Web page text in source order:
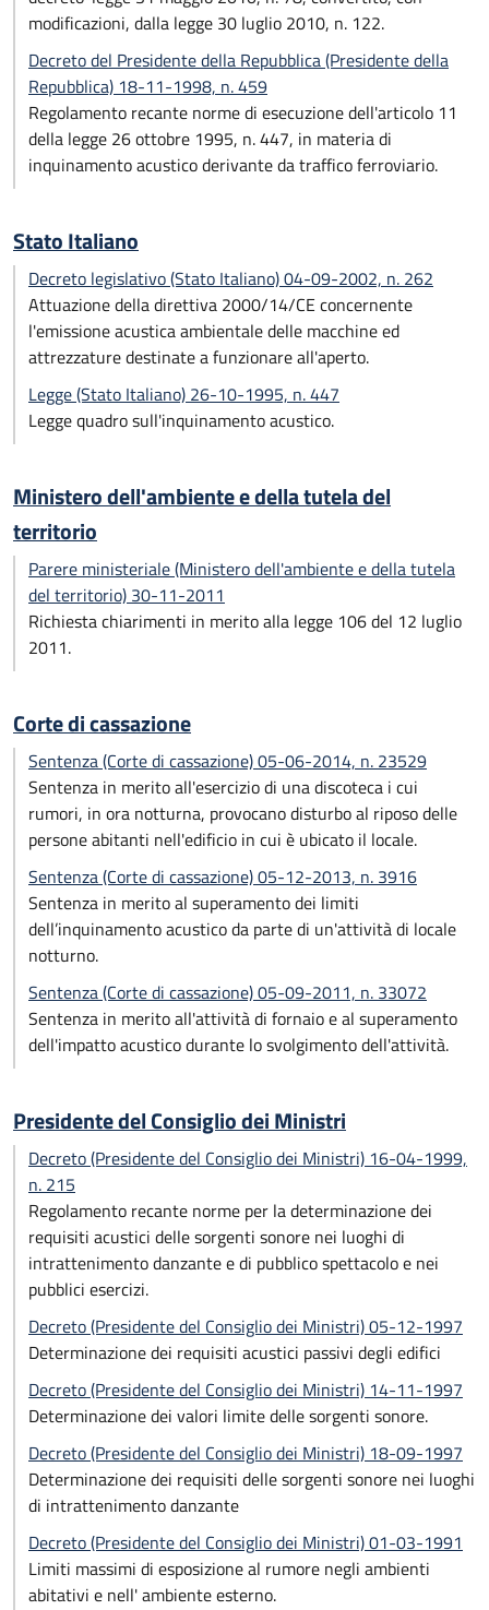
modificazioni, dalla legge 30 luglio 2010, n. 122.
Decreto del Presidente della Repubblica (Presidente della
Repubblica) 18-11-1998, n. 459
Regolamento recante norme di esecuzione dell'articolo 11
della legge 26 ottobre 1995, n. 447, in materia di
inquinamento acustico derivante da traffico ferroviario.
Stato Italiano
Decreto legislativo (Stato Italiano) 04-09-2002, n. 262
Attuazione della direttiva 2000/14/CE concernente
l'emissione acustica ambientale delle macchine ed
attrezzature destinate a funzionare all'aperto.
Legge (Stato Italiano) 26-10-1995, n. 447
Legge quadro sull'inquinamento acustico.
Ministero dell'ambiente e della tutela del
territorio
Parere ministeriale (Ministero dell'ambiente e della tutela
del territorio) 30-11-2011
Richiesta chiarimenti in merito alla legge 106 del 12 luglio
2011.
Corte di cassazione
Sentenza (Corte di cassazione) 05-06-2014, n. 23529
Sentenza in merito all'esercizio di una discoteca i cui
rumori, in ora notturna, provocano disturbo al riposo delle
persone abitanti nell'edificio in cui è ubicato il locale.
Sentenza (Corte di cassazione) 05-12-2013, n. 3916
Sentenza in merito al superamento dei limiti
dell’inquinamento acustico da parte di un'attività di locale
notturno.
Sentenza (Corte di cassazione) 05-09-2011, n. 33072
Sentenza in merito all'attività di fornaio e al superamento
dell'impatto acustico durante lo svolgimento dell'attività.
Presidente del Consiglio dei Ministri
Decreto (Presidente del Consiglio dei Ministri) 16-04-1999,
n. 215
Regolamento recante norme per la determinazione dei
requisiti acustici delle sorgenti sonore nei luoghi di
intrattenimento danzante e di pubblico spettacolo e nei
pubblici esercizi.
Decreto (Presidente del Consiglio dei Ministri) 05-12-1997
Determinazione dei requisiti acustici passivi degli edifici
Decreto (Presidente del Consiglio dei Ministri) 14-11-1997
Determinazione dei valori limite delle sorgenti sonore.
Decreto (Presidente del Consiglio dei Ministri) 18-09-1997
Determinazione dei requisiti delle sorgenti sonore nei luoghi
di intrattenimento danzante
Decreto (Presidente del Consiglio dei Ministri) 01-03-1991
Limiti massimi di esposizione al rumore negli ambienti
abitativi e nell' ambiente esterno.